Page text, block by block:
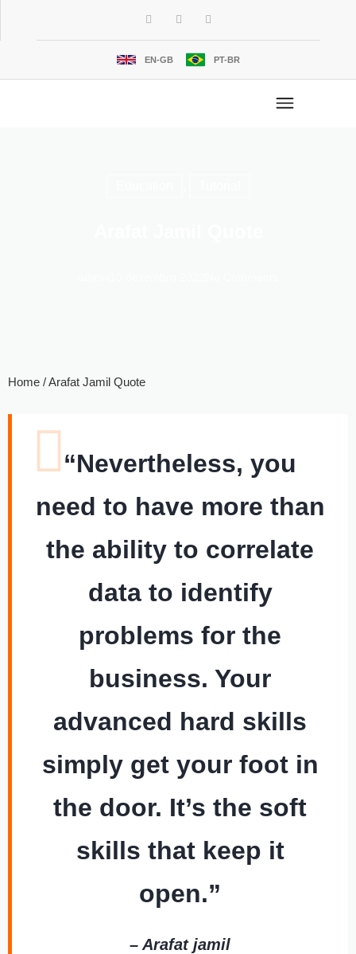
EN-GB PT-BR
Home / Arafat Jamil Quote
“Nevertheless, you
need to have more than
the ability to correlate
data to identify
problems for the
business. Your
advanced hard skills
simply get your foot in
the door. It’s the soft
skills that keep it
open.”
– Arafat jamil